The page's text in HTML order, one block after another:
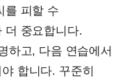
를 피할 수
더 중요합니다.
하고, 다음 연습에서
합니다. 꾸준히